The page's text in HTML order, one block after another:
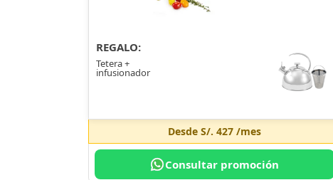
REGALO:
Tetera +
infusionador
Desde S/. 427/mes
Consultar promoción